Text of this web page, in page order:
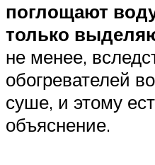
поглощают
только
не менее,
обогревателей
суше, и этому
объяснение.